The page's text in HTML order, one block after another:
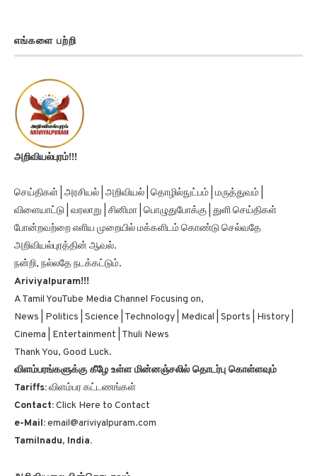
எங்களை பற்றி
அறிவியல்புரம்!!!
செய்திகள் | அரசியல் | அறிவியல் | தொழில்நுட்பம் | மருத்துவம் |
விளையாட்டு | வரலாறு | சினிமா | பொழுதுபோக்கு | துளி செய்திகள்
போன்றவற்றை எளிய முறையில் மக்களிடம் கொண்டு செல்வதே
அறிவியல்புரத்தின் ஆவல்.
நன்றி, நல்லதே நடக்கட்டும்.
Ariviyalpuram!!!
A Tamil YouTube Media Channel Focusing on,
News | Politics | Science | Technology | Medical | Sports | History |
Cinema | Entertainment | Thuli News
Thank You, Good Luck.
விளம்பரங்களுக்கு கீழே உள்ள மின்னஞ்சலில் தொடர்பு கொள்ளவும்
Tariffs:விளம்பர கட்டணங்கள்
Contact:Click Here to Contact
e-Mail:email@ariviyalpuram.com
Tamilnadu, India.